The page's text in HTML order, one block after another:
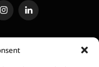
InstagramLinkedIn